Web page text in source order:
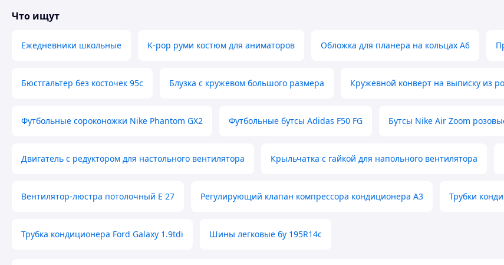
Что ищут
Ежедневники школьные K-pop руми костюм для аниматоров Обложка для планера на кольцах А6
Бюстгальтер без косточек 95с Блузка с кружевом большого размера Кружевной конверт на выписку из
Футбольные сороконожки Nike Phantom GX2 Футбольные бутсы Adidas F50 FG Бутсы Nike Air Zoom
Двигатель с редуктором для настольного вентилятора Крыльчатка с гайкой для напольного вентилятора
Вентилятор-люстра потолочный E 27 Регулирующий клапан компрессора кондиционера А3 Трубки
Трубка кондиционера Ford Galaxy 1.9tdi Шины легковые бу 195R14c